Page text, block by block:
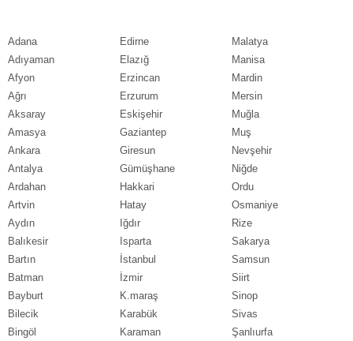
Adana
Adıyaman
Afyon
Ağrı
Aksaray
Amasya
Ankara
Antalya
Ardahan
Artvin
Aydın
Balıkesir
Bartın
Batman
Bayburt
Bilecik
Bingöl
Edirne
Elazığ
Erzincan
Erzurum
Eskişehir
Gaziantep
Giresun
Gümüşhane
Hakkari
Hatay
Iğdır
Isparta
İstanbul
İzmir
K.maraş
Karabük
Karaman
Malatya
Manisa
Mardin
Mersin
Muğla
Muş
Nevşehir
Niğde
Ordu
Osmaniye
Rize
Sakarya
Samsun
Siirt
Sinop
Sivas
Şanlıurfa